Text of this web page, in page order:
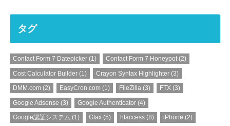
タグ
Contact Form 7 Datepicker(1) Contact Form 7 Honeypot(2)
Cost Calculator Builder(1) Crayon Syntax Highlighter(3)
DMM.com (2) EasyCron.com (1) FileZilla (3) FTX (3)
Google Adsense (3) Google Authenticator(4)
Google認証システム (1) Gtax(5) htaccess (8) iPhone (2)